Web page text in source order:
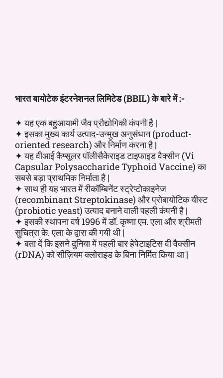
भारत बायोटेक इंटरनेशनल लिमिटेड (BBIL) के बारे में :-
✦ यह एक बहुआयामी जैव प्रौद्योगिकी कंपनी है |
✦ इसका मुख्य कार्य उत्पाद-उन्मुख अनुसंधान (product-
oriented research) और निर्माण करना है |
✦ यह वीआई कैप्सूलर पॉलीसैकेराइड टाइफाइड वैक्सीन (Vi
Capsular Polysaccharide Typhoid Vaccine) का
सबसे बड़ा प्राथमिक निर्माता है |
✦ साथ ही यह भारत में रीकॉम्बिनेंट स्ट्रेप्टोकाइनेज
(recombinant Streptokinase) और प्रोबायोटिक यीस्ट
(probiotic yeast) उत्पाद बनाने वाली पहली कंपनी है |
✦ इसकी स्थापना वर्ष 1996 में डॉ. कृष्णा एम. एला और श्रीमती
सुचित्रा के. एला के द्वारा की गयी थी |
✦ बता दें कि इसने दुनिया में पहली बार हेपेटाइटिस वी वैक्सीन
(rDNA) को सीज़ियम क्लोराइड के बिना निर्मित किया था |